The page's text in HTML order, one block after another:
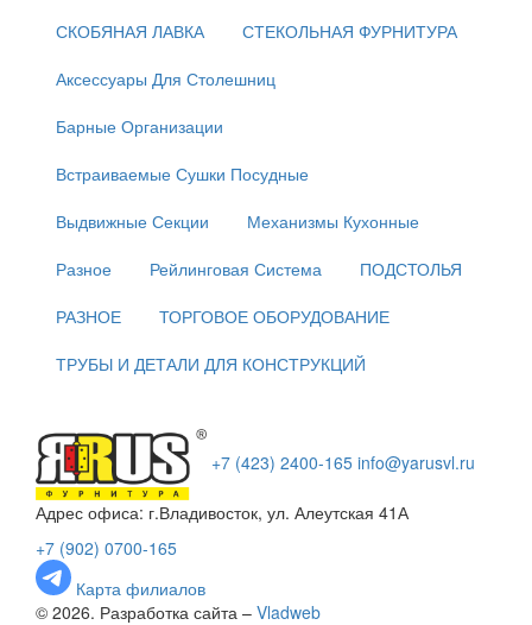
СКОБЯНАЯ ЛАВКА
СТЕКОЛЬНАЯ ФУРНИТУРА
Аксессуары Для Столешниц
Барные Организации
Встраиваемые Сушки Посудные
Выдвижные Секции
Механизмы Кухонные
Разное
Рейлинговая Система
ПОДСТОЛЬЯ
РАЗНОЕ
ТОРГОВОЕ ОБОРУДОВАНИЕ
ТРУБЫ И ДЕТАЛИ ДЛЯ КОНСТРУКЦИЙ
+7 (423) 2400-165 info@yarusvl.ru
Адрес офиса: г.Владивосток, ул. Алеутская 41А
+7 (902) 0700-165
Карта филиалов
© 2026. Разработка сайта – Vladweb